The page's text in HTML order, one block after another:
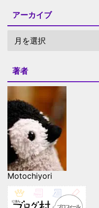
アーカイブ
著者
Motochiyori